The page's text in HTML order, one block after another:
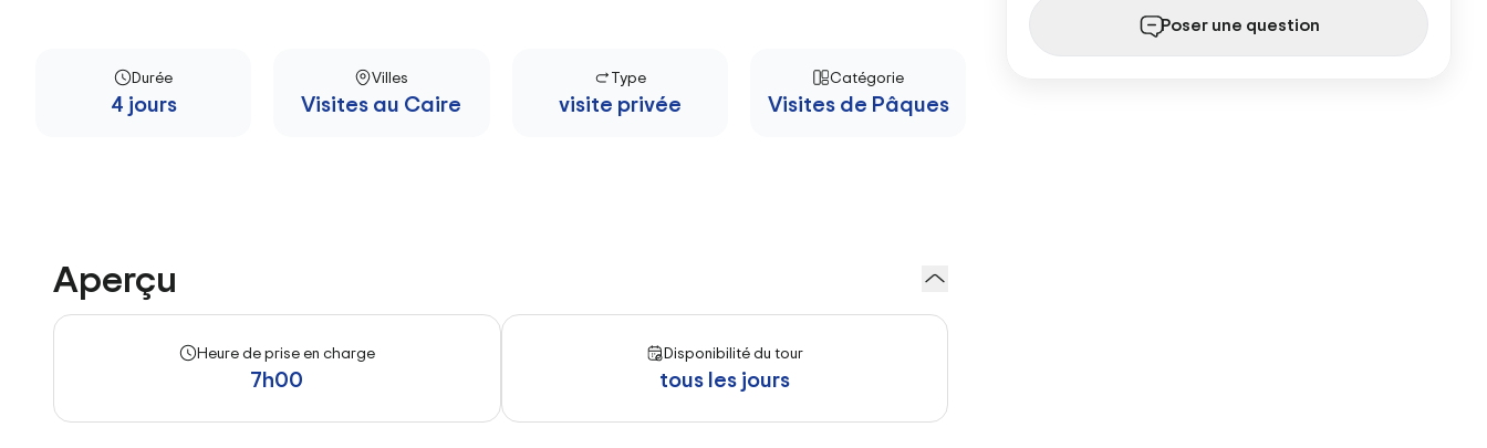
Durée
4 jours
Villes
Visites au Caire
Type
visite privée
Catégorie
Visites de Pâques
Aperçu
Heure de prise en charge
7h00
Disponibilité du tour
tous les jours
Poser une question